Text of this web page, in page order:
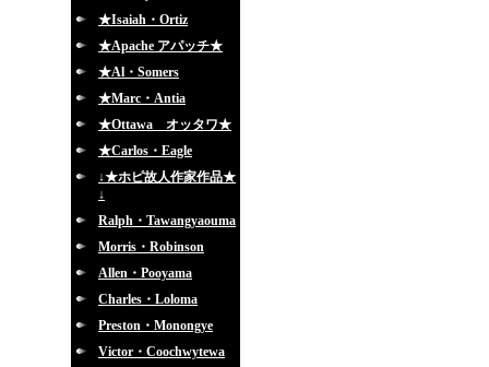
★Isaiah・Ortiz
★Apache アパッチ★
★Al・Somers
★Marc・Antia
★Ottawa オッタワ★
★Carlos・Eagle
↓★ホピ故人作家作品★
↓
Ralph・Tawangyaouma
Morris・Robinson
Allen・Pooyama
Charles・Loloma
Preston・Monongye
Victor・Coochwytewa